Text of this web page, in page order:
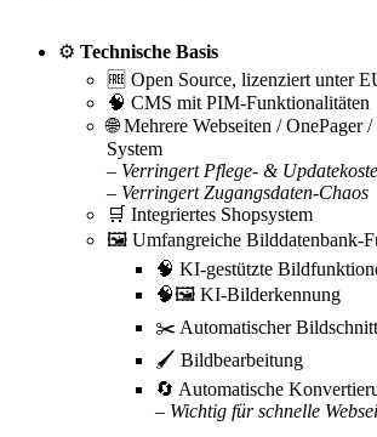
⚙️ Technische Basis
🆓 Open Source, lizenziert unter
🧠 CMS mit PIM-Funktionalitäten
🌐 Mehrere Webseiten / OnePager
System
– Verringert Pflege- &
– Verringert Zugangsdaten-Chaos
🛒 Integriertes Shopsystem
🖼️ Umfangreiche Bilddatenbank-
🧠 KI-gestützte
🧠🖼️ KI-Bilderkennung
✂️ Automatischer Bildschnitt
🖌️ Bildbearbeitung
🔄 Automatische
– Wichtig für schnelle